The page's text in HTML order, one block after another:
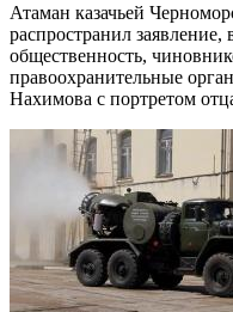
Атаман казачьей
распространил
общественность,
правоохранительные
Нахимова с портретом